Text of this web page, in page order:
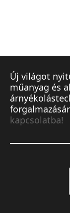
Új világot
műanyag és
kapcsolatba!